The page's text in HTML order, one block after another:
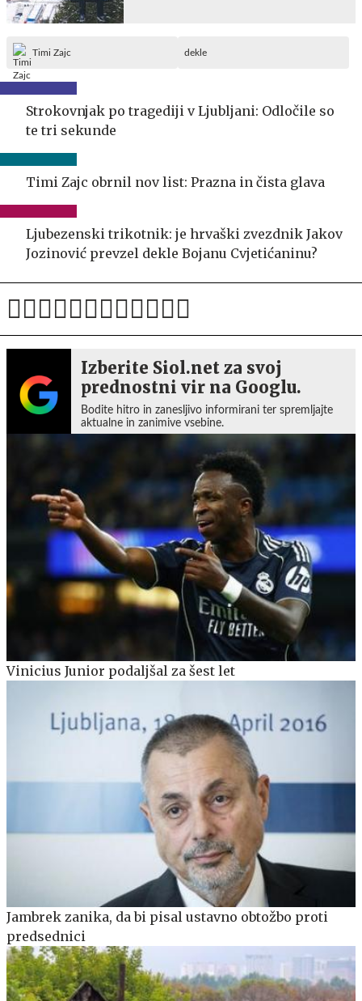
Timi Zajc dekle
Strokovnjak po tragediji v Ljubljani: Odločile so
te tri sekunde
Timi Zajc obrnil nov list: Prazna in čista glava
Ljubezenski trikotnik: je hrvaški zvezdnik Jakov
Jozinović prevzel dekle Bojanu Cvjetićaninu?
Izberite Siol.net za svoj
prednostni vir na Googlu.
Bodite hitro in zanesljivo informirani ter spremljajte
aktualne in zanimive vsebine.
Vinicius Junior podaljšal za šest let
Jambrek zanika, da bi pisal ustavno obtožbo proti
predsednici